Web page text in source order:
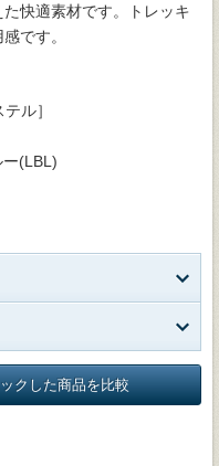
快適素材です。トレッキ
です。
ル］
ー(LBL)
クした商品を比較